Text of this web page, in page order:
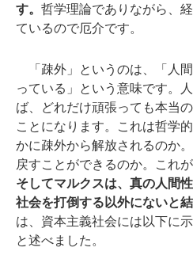
す。 哲学理論でありながら、
ているので厄介です。
「疎外」というのは、「人
っている」という意味です。
ば、どれだけ頑張っても本当
ことになります。
これは哲学
かに疎外から解放されるのか
戻すことができるのか。これ
そしてマルクスは、真の人間
社会を打倒する以外にないと結
は、資本主義社会には以下に
と述べました。